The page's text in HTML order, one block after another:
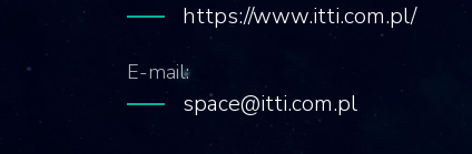
https://www.itti.com.pl/
E-mail:
space@itti.com.pl